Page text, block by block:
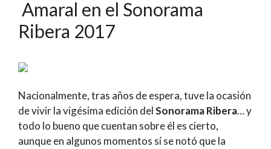
Amaral en el Sonorama
Ribera 2017
Nacionalmente, tras años de espera, tuve la ocasión
de vivir la vigésima edición delSonorama Ribera… y
todo lo bueno que cuentan sobre él es cierto,
aunque en algunos momentos sí se notó que la